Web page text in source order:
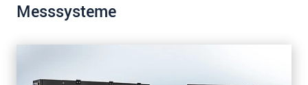
Messsysteme